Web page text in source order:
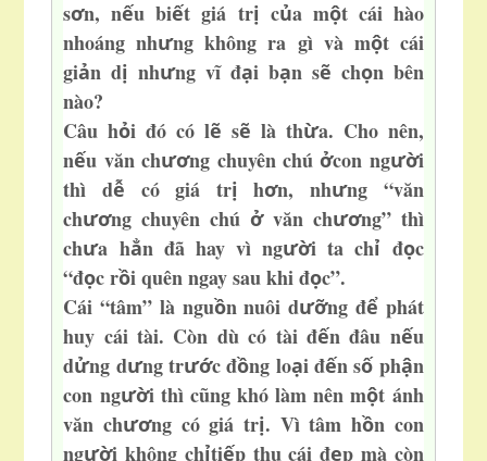
sơn, nếu biết giá trị của một cái hào
nhoáng nhưng không ra gì và một cái
giản dị nhưng vĩ đại bạn sẽ chọn bên
nào?
Câu hỏi đó có lẽ sẽ là thừa. Cho nên,
nếu văn chương chuyên chúởcon người
thì dễ có giá trị hơn, nhưng “văn
chương chuyên chú ởvăn chương” thì
chưa hẳn đã hay vì người ta chỉ đọc
“đọc rồi quên ngay sau khi đọc”.
Cái “tâm” là nguồn nuôi dưỡng đểphát
huy cái tài. Còn dù có tài đến đâu nếu
dửng dưng trước đồng loại đến số phận
con người thì cũng khó làm nên một ánh
văn chương có giá trị. Vì tâm hồn con
người không chỉtiếp thu cái đẹp mà còn